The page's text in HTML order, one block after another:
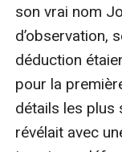
son vrai nom
d’observation,
déduction
pour la
détails les plus
révélait avec